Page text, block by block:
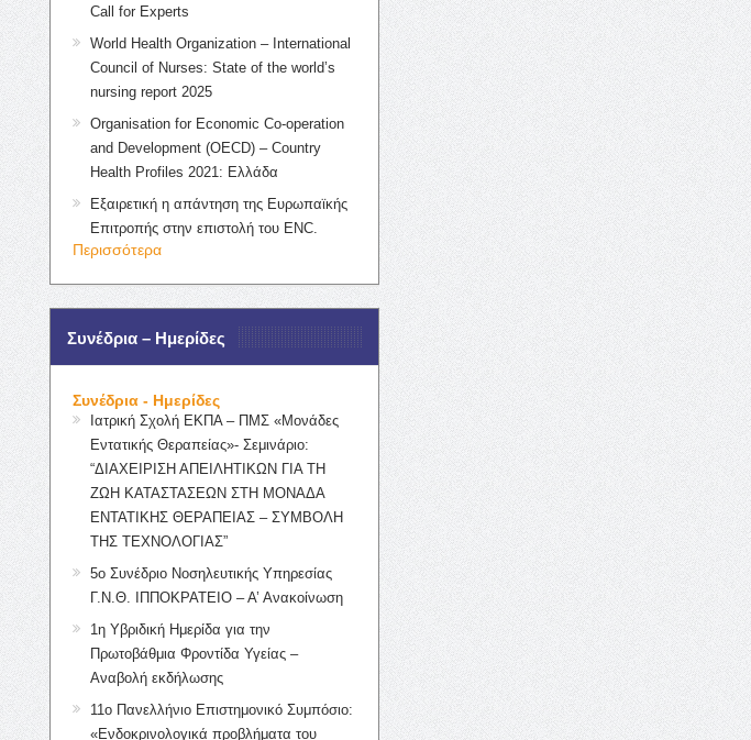
Call for Experts
World Health Organization – International
Council of Nurses: State of the world’s
nursing report 2025
Organisation for Economic Co-operation
and Development (OECD) – Country
Health Profiles 2021: Ελλάδα
Εξαιρετική η απάντηση της Ευρωπαϊκής
Επιτροπής στην επιστολή του ENC.
Περισσότερα
Συνέδρια – Ημερίδες
Συνέδρια - Ημερίδες
Ιατρική Σχολή ΕΚΠΑ – ΠΜΣ «Μονάδες
Εντατικής Θεραπείας»- Σεμινάριο:
“ΔΙΑΧΕΙΡΙΣΗ ΑΠΕΙΛΗΤΙΚΩΝ ΓΙΑ ΤΗ
ΖΩΗ ΚΑΤΑΣΤΑΣΕΩΝ ΣΤΗ ΜΟΝΑΔΑ
ΕΝΤΑΤΙΚΗΣ ΘΕΡΑΠΕΙΑΣ – ΣΥΜΒΟΛΗ
ΤΗΣ ΤΕΧΝΟΛΟΓΙΑΣ”
5ο Συνέδριο Νοσηλευτικής Υπηρεσίας
Γ.Ν.Θ. ΙΠΠΟΚΡΑΤΕΙΟ – Α’ Ανακοίνωση
1η Υβριδική Ημερίδα για την
Πρωτοβάθμια Φροντίδα Υγείας –
Αναβολή εκδήλωσης
11ο Πανελλήνιο Επιστημονικό Συμπόσιο:
«Ενδοκρινολογικά προβλήματα του